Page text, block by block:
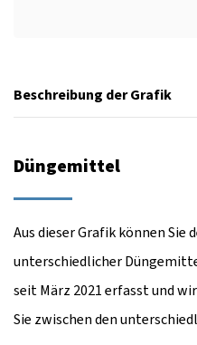
Beschreibung der Grafik
Düngemittel
Aus dieser Grafik können Sie
unterschiedlicher
seit März 2021 erfasst und
Sie zwischen den